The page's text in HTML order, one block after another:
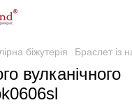
біжутерія Браслет із
вулканічного